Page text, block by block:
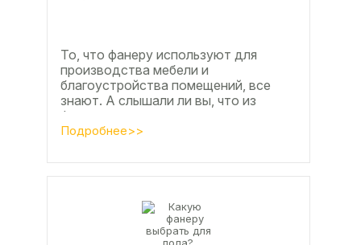
То, что фанеру используют для
производства мебели и
благоустройства помещений, все
знают. А слышали ли вы, что из
фанеры делают красивые ажурные
часы? Удивительно, но факт.
Подробнее>>